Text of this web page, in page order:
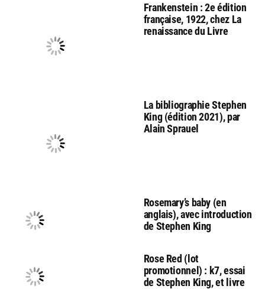
Frankenstein : 2e édition
française, 1922, chez La
renaissance du Livre
La bibliographie Stephen
King (édition 2021), par
Alain Sprauel
Rosemary’s baby (en
anglais), avec introduction
de Stephen King
Rose Red (lot
promotionnel) : k7, essai
de Stephen King, et livre